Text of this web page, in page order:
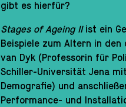
gibt es hierfür?
Stages of Ageing IIist ein
Beispiele zum Altern in
van Dyk (Professorin für
Schiller-Universität Jena
Demografie) und
Performance- und